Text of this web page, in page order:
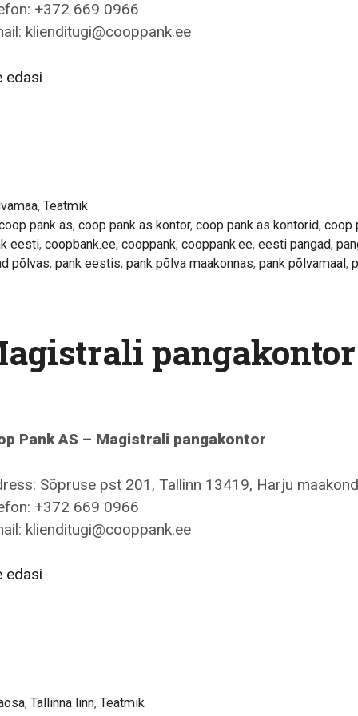
+372 669 0966
klienditugi@cooppank.ee
edasiCoop
, Teatmik
pank as, coop pank as kontor, coop pank as kontorid, coop
eesti, coopbank.ee, cooppank, cooppank.ee, eesti pangad,
põlvas, pank eestis, pank põlva maakonnas, pank põlvamaal,
pangakontor
Pank AS – Magistrali pangakontor
Sõpruse pst 201, Tallinn 13419, Harju maakond
+372 669 0966
klienditugi@cooppank.ee
edasiCoop
, Tallinna linn, Teatmik